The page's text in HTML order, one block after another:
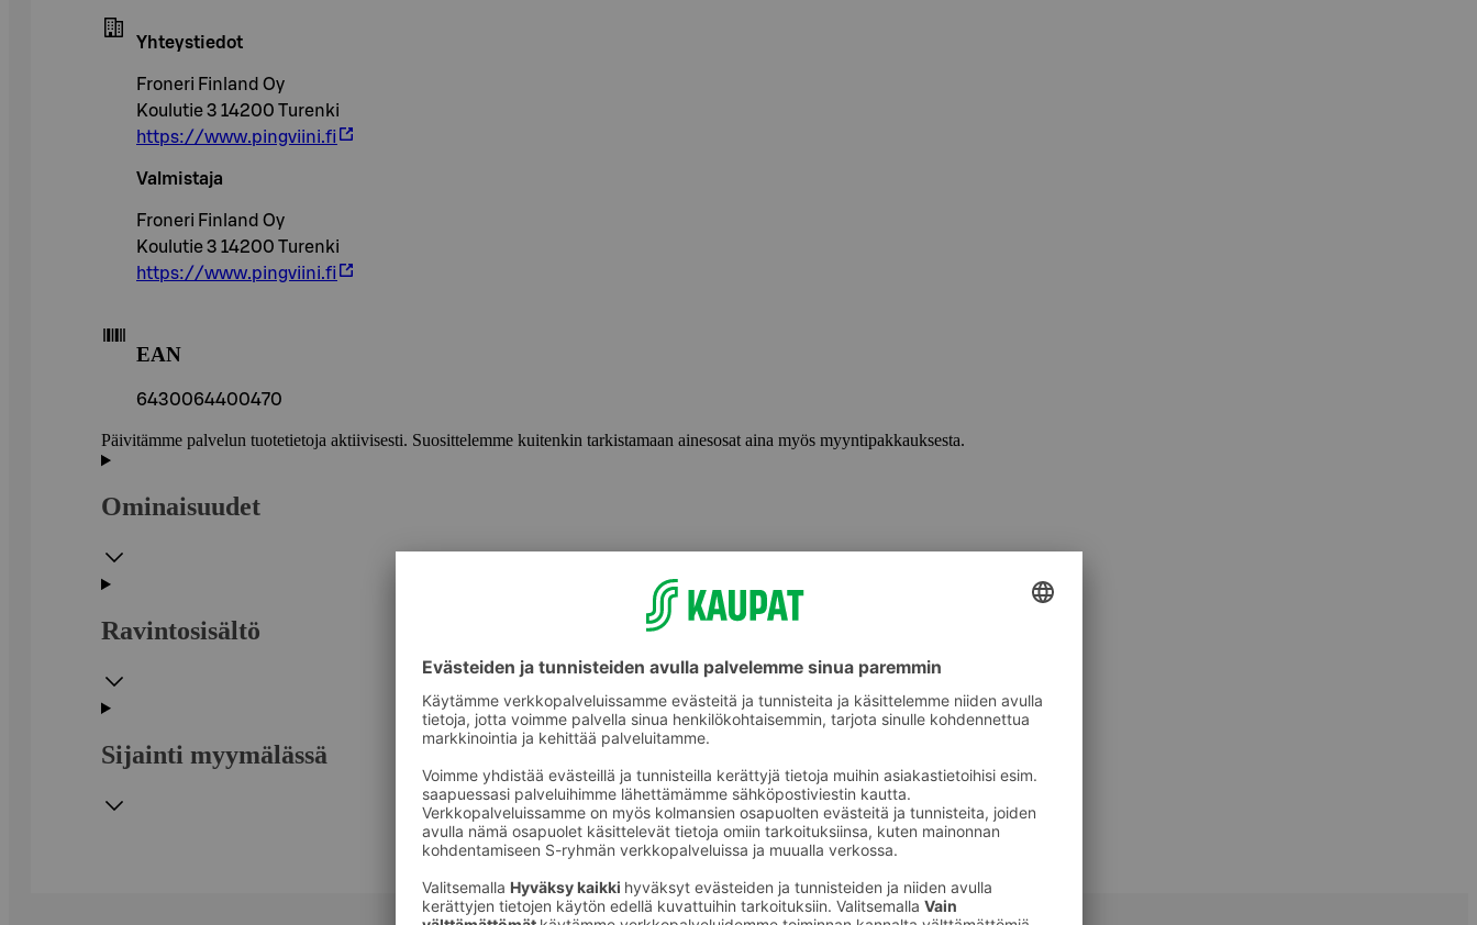
Yhteystiedot
Froneri Finland Oy
Koulutie 3 14200 Turenki
https://www.pingviini.fi
Valmistaja
Froneri Finland Oy
Koulutie 3 14200 Turenki
https://www.pingviini.fi
EAN
6430064400470
Päivitämme palvelun tuotetietoja aktiivisesti. Suosittelemme kuitenkin tarkistamaan ainesosat aina myös myyntipakkauksesta.
Ominaisuudet
Ravintosisältö
Sijainti myymälässä